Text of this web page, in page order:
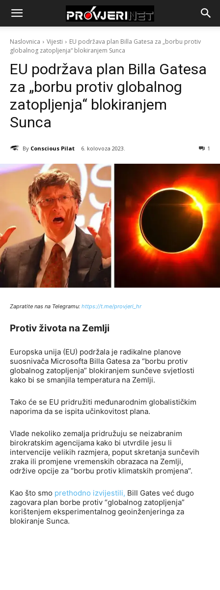
Naslovnica Vijesti
EU podržava plan Billa Gatesa za „borbu protiv
globalnog zatopljenja“ blokiranjem Sunca
EU podržava plan Billa Gatesa
za „borbu protiv globalnog
zatopljenja“ blokiranjem
Sunca
By Conscious Pilat 6. kolovoza 2023. 1
Zapratite nas na Telegramu: https://t.me/provjeri_hr
Protiv života na Zemlji
Europska unija (EU) podržala je radikalne planove
suosnivača Microsofta Billa Gatesa za “borbu protiv
globalnog zatopljenja” blokiranjem sunčeve svjetlosti
kako bi se smanjila temperatura na Zemlji.
Tako će se EU pridružiti međunarodnim globalističkim
naporima da se ispita učinkovitost plana.
Vlade nekoliko zemalja pridružuju se neizabranim
birokratskim agencijama kako bi utvrdile jesu li
intervencije velikih razmjera, poput skretanja sunčevih
zraka ili promjene vremenskih obrazaca na Zemlji,
održive opcije za “borbu protiv klimatskih promjena”.
Kao što smo prethodno izvijestili, Bill Gates već dugo
zagovara plan borbe protiv “globalnog zatopljenja”
korištenjem eksperimentalnog geoinženjeringa za
blokiranje Sunca.